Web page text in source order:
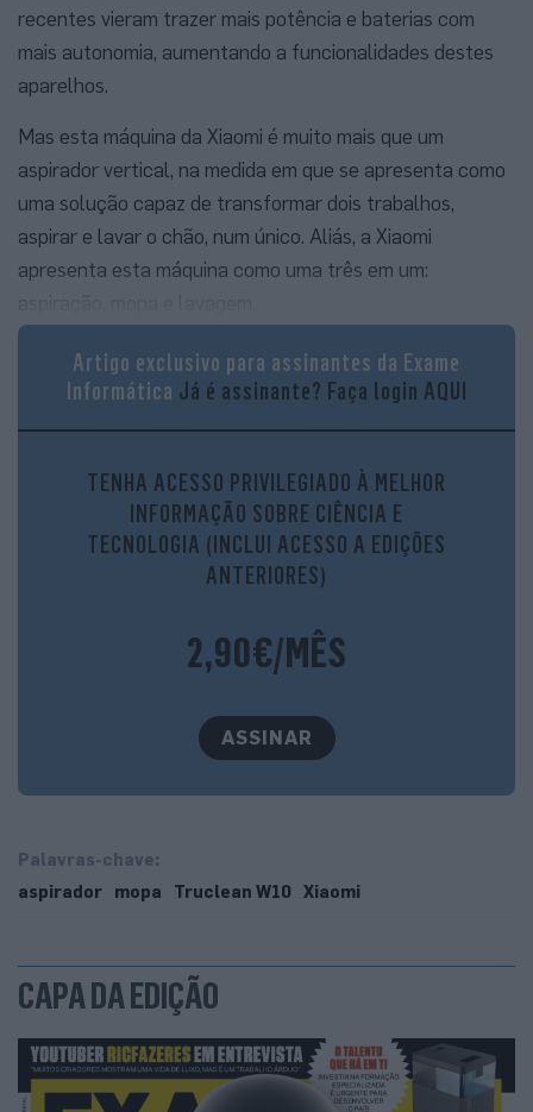
recentes vieram trazer mais potência e baterias com
mais autonomia, aumentando a funcionalidades destes
aparelhos.
Mas esta máquina da Xiaomi é muito mais que um
aspirador vertical, na medida em que se apresenta como
uma solução capaz de transformar dois trabalhos,
aspirar e lavar o chão, num único. Aliás, a Xiaomi
apresenta esta máquina como uma três em um:
garante uma grande superfície de contacto com o chão
Artigo exclusivo para assinantes da Exame
Informática Já é assinante? Faça login AQUI
TENHA ACESSO PRIVILEGIADO À MELHOR
INFORMAÇÃO SOBRE CIÊNCIA E
TECNOLOGIA (INCLUI ACESSO A EDIÇÕES
ANTERIORES)
2,90€/MÊS
ASSINAR
Palavras-chave:
aspirador
mopa Truclean W10 Xiaomi
CAPA DA EDIÇÃO